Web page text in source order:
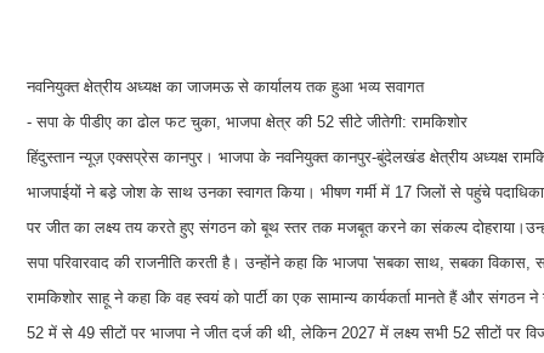
नवनियुक्त क्षेत्रीय अध्यक्ष का जाजमऊ से कार्यालय तक हुआ भव्य सवागत
- सपा के पीडीए का ढोल फट चुका, भाजपा क्षेत्र की 52 सीटे जीतेगी: रामकिशोर
हिंदुस्तान न्यूज़ एक्सप्रेस कानपुर। भाजपा के नवनियुक्त कानपुर-बुंदेलखंड क्षेत्रीय अध्यक्ष
भाजपाईयों ने बडे़ जोश के साथ उनका स्वागत किया। भीषण गर्मी में 17 जिलों से पहुंचे
पर जीत का लक्ष्य तय करते हुए संगठन को बूथ स्तर तक मजबूत करने का संकल्प
सपा परिवारवाद की राजनीति करती है। उन्होंने कहा कि भाजपा 'सबका साथ, सबका
रामकिशोर साहू ने कहा कि वह स्वयं को पार्टी का एक सामान्य कार्यकर्ता मानते हैं और
52 में से 49 सीटों पर भाजपा ने जीत दर्ज की थी, लेकिन 2027 में लक्ष्य सभी 52 सीटों